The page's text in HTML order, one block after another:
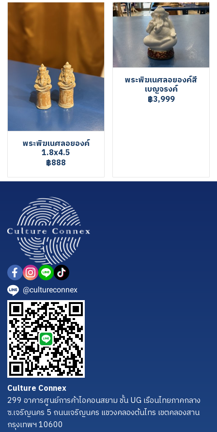
พระพิฆเนศลอยองค์
1.8x4.5
฿888
พระพิฆเนศลอยองค์สี
เบญจรงค์
฿3,999
@cultureconnex
Culture Connex
299 อาคารศูนย์การค้าไอคอนสยาม ชั้น UG เรือนไทยภาคกลาง
ซ.เจริญนคร 5 ถนนเจริญนคร แขวงคลองต้นไทร เขตคลองสาน
กรุงเทพฯ 10600